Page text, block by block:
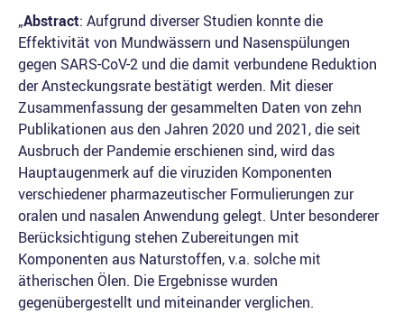
„Abstract: Aufgrund diverser Studien konnte die
Effektivität von Mundwässern und Nasenspülungen
gegen SARS-CoV-2 und die damit verbundene Reduktion
der Ansteckungsrate bestätigt werden. Mit dieser
Zusammenfassung der gesammelten Daten von zehn
Publikationen aus den Jahren 2020 und 2021, die seit
Ausbruch der Pandemie erschienen sind, wird das
Hauptaugenmerk auf die viruziden Komponenten
verschiedener pharmazeutischer Formulierungen zur
oralen und nasalen Anwendung gelegt. Unter besonderer
Berücksichtigung stehen Zubereitungen mit
Komponenten aus Naturstoffen, v.a. solche mit
ätherischen Ölen. Die Ergebnisse wurden
gegenübergestellt und miteinander verglichen.